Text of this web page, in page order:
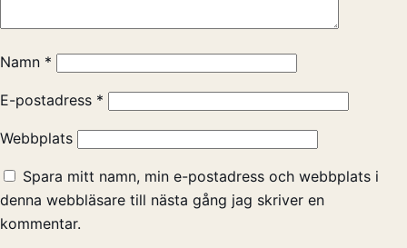
Namn *
E-postadress *
Webbplats
Spara mitt namn, min e-postadress och webbplats i
denna webbläsare till nästa gång jag skriver en
kommentar.